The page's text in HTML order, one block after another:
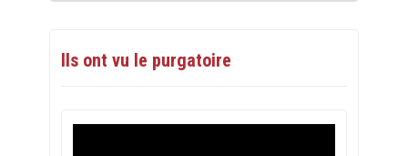
Ils ont vu le purgatoire